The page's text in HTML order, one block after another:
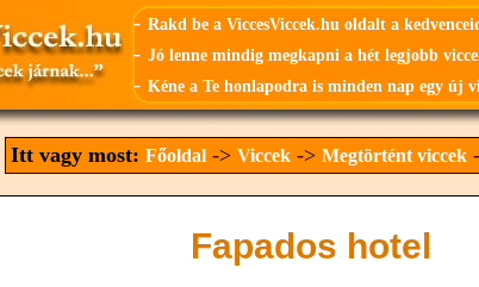
- Rakd be a ViccesViccek.hu oldalt a
- Jó lenne mindig megkapni a hét legjobb
- Kéne a Te honlapodra is minden nap egy új
Itt vagy most: Főoldal -> Viccek -> Megtörtént viccek
Fapados hotel